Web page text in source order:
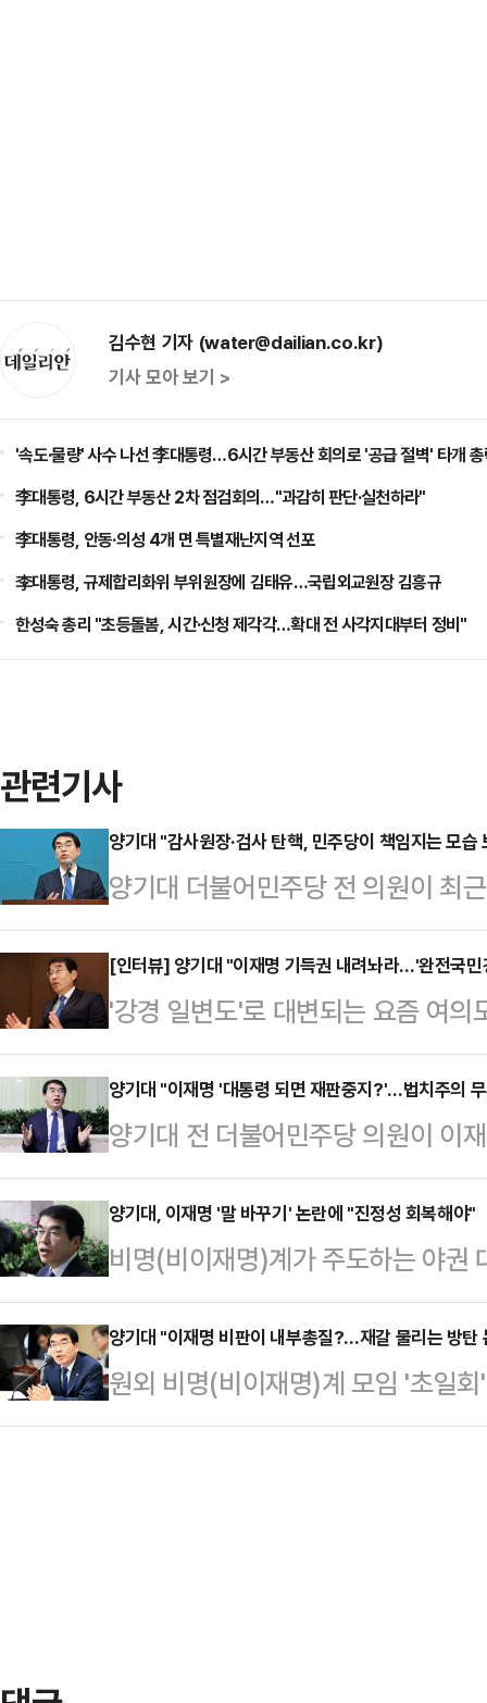
김수현 기자 (water@dailian.co.kr)
기사 모아 보기 >
'속도·물량' 사수 나선 李대통령…6시간 부동산 회의로 '공급 절벽' 타개
李대통령, 6시간 부동산 2차 점검회의…"과감히 판단·실천하라"
李대통령, 안동·의성 4개 면 특별재난지역 선포
李대통령, 규제합리화위 부위원장에 김태유…국립외교원장 김흥규
한성숙 총리 "초등돌봄, 시간·신청 제각각…확대 전 사각지대부터 정비"
관련기사
양기대 "감사원장·검사 탄핵, 민주당이 책임지는 모습
양기대 더불어민주당 전 의원이 최
검장 등에 대한 탄핵소추가 기각된
을 보여주는 게 국민 정서에 부합
(비이재명)계 전직 의원 모임 '초일
일 오전 YTN라디오 '뉴스파이팅'에
소에서 '줄기각'이라는 결과로 나타
한 행위라는 것을 국민들 다수가 알
"이재명 대표도 '…
[인터뷰] 양기대 "이재명 기득권 내려놔라…'완전국
'강경 일변도'로 대변되는 요즘 여
나로 분류되는 양기대 전 민주당 국
광명시장을 역임하며 기록적인 성
비명계 인사들의 의견을 하나로 모
력에 대한 평가에는 고개를 저을 사
이 탄핵 인용 이후 조기 대선 국면
일반 국민 100%로 진행하는 '완전
primary)'를 구…
양기대 "이재명 '대통령 되면 재판중지?'…법치주의
양기대 전 더불어민주당 의원이 이
판이 정지된다는 게 다수설'이라는
시하는 것이며, 국민을 기만하는
책임을 피하기 위해 대선에 출마한
민주당 내 비명(비이재명)계 대권
끌고 있는 양기대 전 의원은 21일
대통령이 되기만 하면 어떤 범죄 혐
지 않아도 된다는…
양기대, 이재명 '말 바꾸기' 논란에 "진정성 회복해야"
비명(비이재명)계가 주도하는 야권
이사장을 맡은 양기대 전 더불어민
기' 논란에 대해 "진정성과 신뢰성
체에 한 걸음 다가서는 것"이라고
명시 일직동 광명역사컨벤션웨딩
양기대 "이재명 비판이 내부총질?…재갈 물리는 방탄
원외 비명(비이재명)계 모임 '초일
당내에서 이재명 대표 일극체제에